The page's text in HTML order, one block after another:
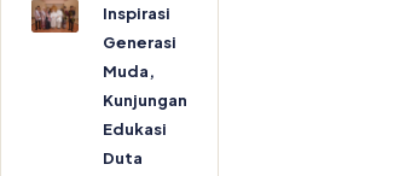
Inspirasi
Generasi
Muda,
Kunjungan
Edukasi
Duta